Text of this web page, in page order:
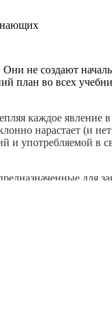
не создают
план во всех
каждое явление
нарастает (и
употребляемой в
от
построен на
раз апробирован,